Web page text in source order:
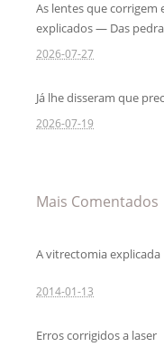
As lentes que corrigem
explicados — Das
2026-07-27
Já lhe disseram que
2026-07-19
Mais Comentados
A vitrectomia explicada
2014-01-13
Erros corrigidos a laser